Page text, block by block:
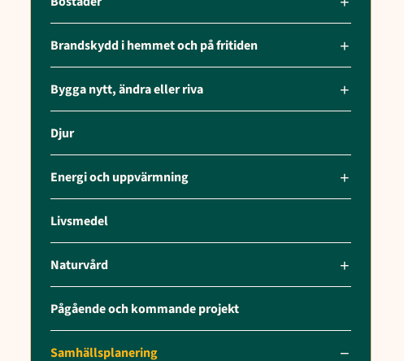
Brandskydd i hemmet och på fritiden
Bygga nytt, ändra eller riva
Djur
Energi och uppvärmning
Livsmedel
Naturvård
Pågående och kommande projekt
Samhällsplanering